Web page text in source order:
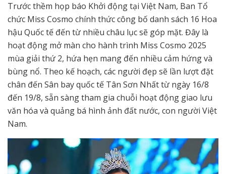
Trước thềm họp báo Khởi động tại Việt Nam, Ban Tổ
chức Miss Cosmo chính thức công bố danh sách 16 Hoa
hậu Quốc tế đến từ nhiều châu lục sẽ góp mặt. Đây là
hoạt động mở màn cho hành trình Miss Cosmo 2025
mùa giải thứ 2, hứa hẹn mang đến nhiều cảm hứng và
bùng nổ. Theo kế hoạch, các người đẹp sẽ lần lượt đặt
chân đến Sân bay quốc tế Tân Sơn Nhất từ ngày 16/8
đến 19/8, sẵn sàng tham gia chuỗi hoạt động giao lưu
văn hóa và quảng bá hình ảnh đất nước, con người Việt
Nam.